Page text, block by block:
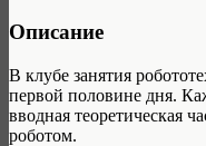
Описание
В клубе занятия
первой половине дня.
вводная теоретическая
роботом.